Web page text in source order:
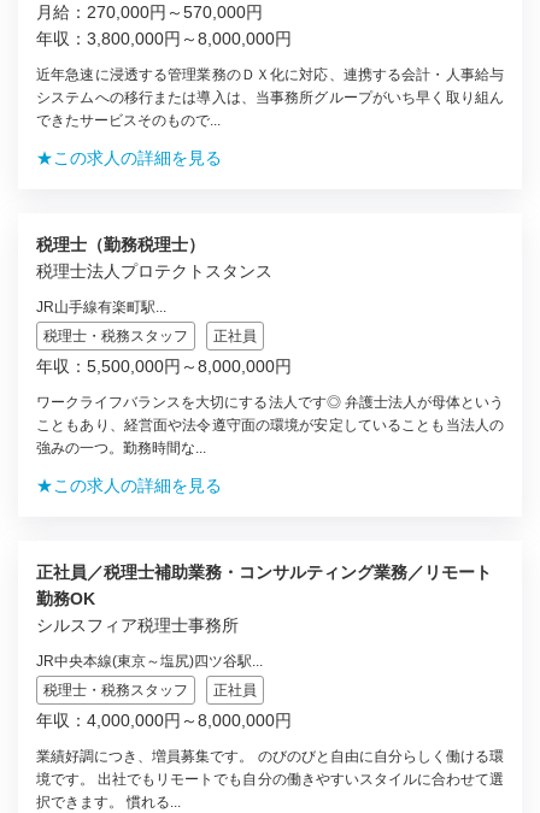
月給：270,000円～570,000円
年収：3,800,000円～8,000,000円
近年急速に浸透する管理業務のＤＸ化に対応、連携する会計・人事給与
システムへの移行または導入は、当事務所グループがいち早く取り組ん
できたサービスそのもので...
★この求人の詳細を見る
税理士（勤務税理士）
税理士法人プロテクトスタンス
JR山手線有楽町駅...
税理士・税務スタッフ
正社員
年収：5,500,000円～8,000,000円
ワークライフバランスを大切にする法人です◎ 弁護士法人が母体という
こともあり、経営面や法令遵守面の環境が安定していることも当法人の
強みの一つ。勤務時間な...
★この求人の詳細を見る
正社員／税理士補助業務・コンサルティング業務／リモート
勤務OK
シルスフィア税理士事務所
JR中央本線(東京～塩尻)四ツ谷駅...
税理士・税務スタッフ
正社員
年収：4,000,000円～8,000,000円
業績好調につき、増員募集です。 のびのびと自由に自分らしく働ける環
境です。 出社でもリモートでも自分の働きやすいスタイルに合わせて選
択できます。 慣れる...